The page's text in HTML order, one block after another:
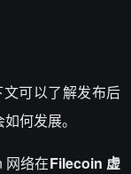
可以了解发布后
何发展。
网络在Filecoin 虚